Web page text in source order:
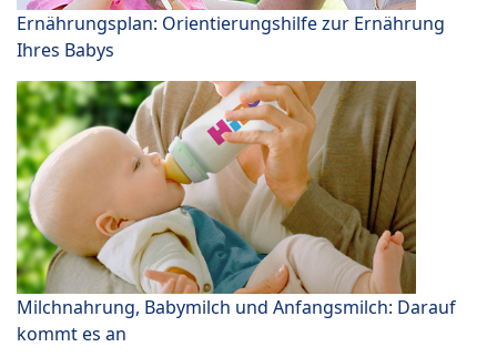
Ernährungsplan: Orientierungshilfe zur Ernährung
Ihres Babys
Milchnahrung, Babymilch und Anfangsmilch: Darauf
kommt es an